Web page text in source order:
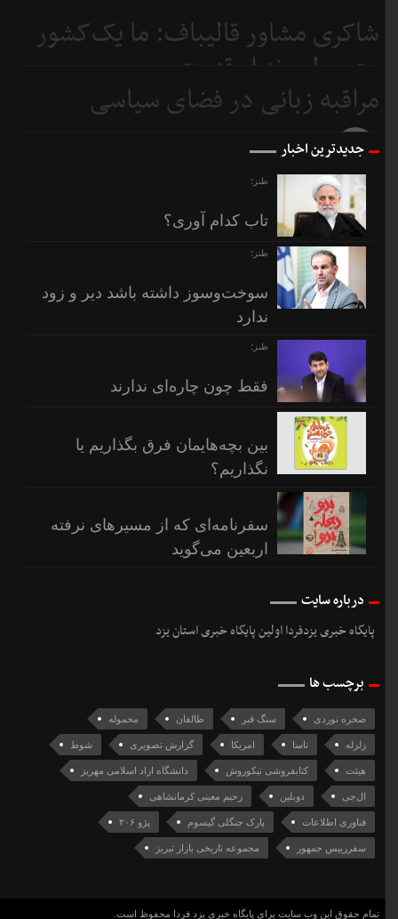
شاکری مشاور قالیباف: ما یک‌کشور
متوسطیم نه ابرقدرت
6 روز
مراقبه زبانی در فضای سیاسی
قبل
جدیدترین اخبار
طنز؛
تاب کدام آوری؟
طنز؛
سوخت‌وسوز داشته باشد دیر و زود
ندارد
طنز؛
فقط چون چاره‌ای ندارند
بین بچه‌هایمان فرق بگذاریم یا
نگذاریم؟
سفرنامه‌ای که از مسیرهای نرفته
اربعین می‌گوید
درباره سایت
پایگاه خبری یزدفردا اولین پایگاه خبری استان یزد
برچسب ها
صخره نوردی سنگ قبر طالقان محموله
زلزله ناسا امریکا گزارش تصویری شوط
هیئت کتابفروشی نیکوروش دانشگاه ازاد اسلامی مهریز
ال‌جی دوبلین رحیم معینی کرمانشاهی
فناوری اطلاعات پارک جنگلی گیسوم پژو ۲۰۶
سفررییس جمهور مجموعه تاریخی بازار تبریز
تمام حقوق این وب سایت برای پایگاه خبری یزد فردا محفوظ است.